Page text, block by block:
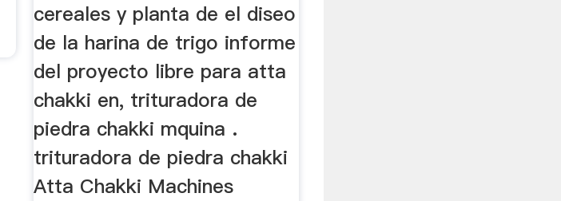
cereales y planta de el diseo
de la harina de trigo informe
del proyecto libre para atta
chakki en, trituradora de
piedra chakki mquina .
trituradora de piedra chakki
Atta Chakki Machines